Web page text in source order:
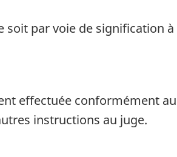
soit par voie de signification à
effectuée conformément au
instructions au juge.